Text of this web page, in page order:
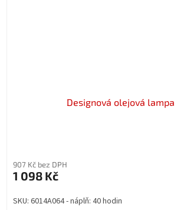
Designová olejová lampa
907 Kč bez DPH
1 098 Kč
SKU: 6014A064 - náplň: 40 hodin